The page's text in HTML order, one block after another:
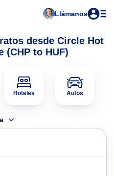
Llámanos
desde Circle Hot
(CHP to HUF)
Hoteles Autos